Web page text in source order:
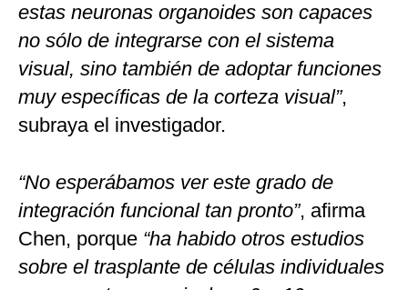
estas neuronas organoides son capaces
no sólo de integrarse con el sistema
visual, sino también de adoptar funciones
muy específicas de la corteza visual”,
subraya el investigador.
“No esperábamos ver este grado de
integración funcional tan pronto”, afirma
Chen, porque “ha habido otros estudios
sobre el trasplante de células individuales